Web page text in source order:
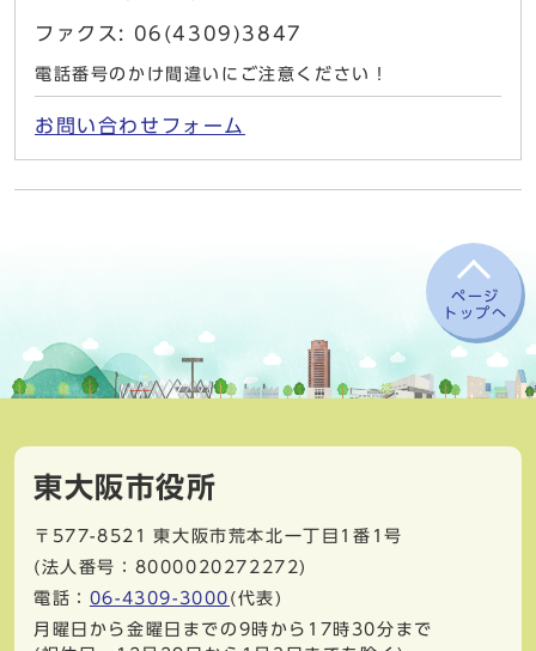
ファクス: 06(4309)3847
電話番号のかけ間違いにご注意ください！
お問い合わせフォーム
ページ
トップへ
東大阪市役所
〒577-8521
東大阪市荒本北一丁目1番1号
(法人番号：8000020272272)
電話： 06-4309-3000 (代表)
月曜日から金曜日までの9時から17時30分まで